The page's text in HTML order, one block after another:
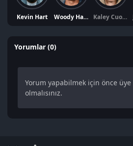
Kevin Hart Woody Harrelson Kaley Cuoco
Yorumlar (0)
Yorum yapabilmek için önce üye
olmalısınız.